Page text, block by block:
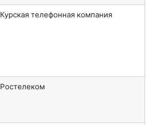
Курская телефонная компания
Ростелеком